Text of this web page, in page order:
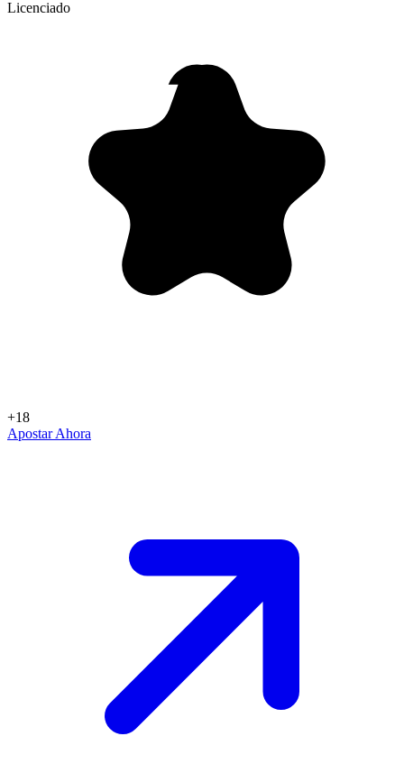
Licenciado
+18
Apostar Ahora